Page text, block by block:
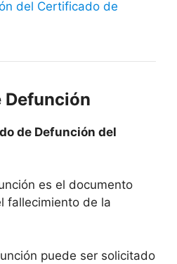
del Certificado de
de Defunción del
es el documento
fallecimiento de la
puede ser solicitado